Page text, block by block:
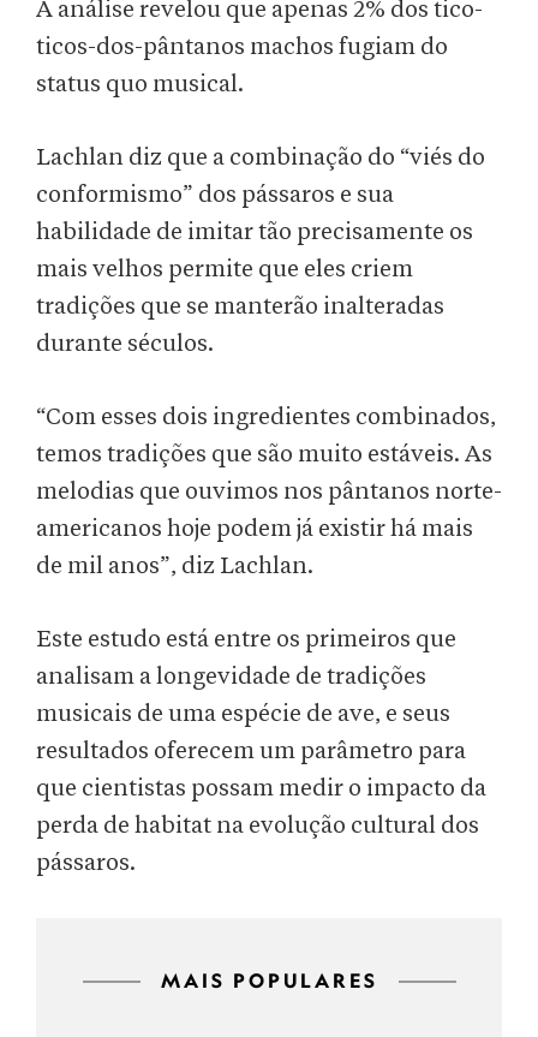
A análise revelou que apenas 2% dos tico-
ticos-dos-pântanos machos fugiam do
status quo musical.
Lachlan diz que a combinação do “viés do
conformismo” dos pássaros e sua
habilidade de imitar tão precisamente os
mais velhos permite que eles criem
tradições que se manterão inalteradas
durante séculos.
“Com esses dois ingredientes combinados,
temos tradições que são muito estáveis. As
melodias que ouvimos nos pântanos norte-
americanos hoje podem já existir há mais
de mil anos”, diz Lachlan.
Este estudo está entre os primeiros que
analisam a longevidade de tradições
musicais de uma espécie de ave, e seus
resultados oferecem um parâmetro para
que cientistas possam medir o impacto da
perda de habitat na evolução cultural dos
pássaros.
MAIS POPULARES